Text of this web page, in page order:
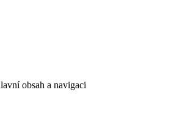
obsah a navigaci